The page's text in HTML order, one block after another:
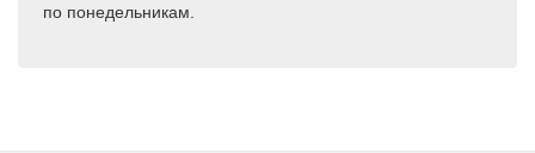
по понедельникам.